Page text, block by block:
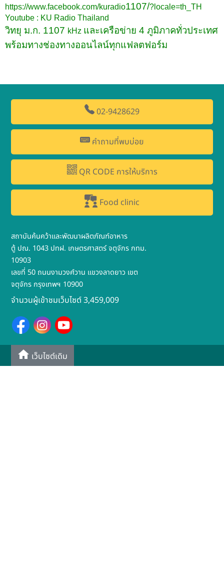
https://www.facebook.com/kuradio1107/?locale=th_TH
Youtube : KU Radio Thailand
วิทยุ ม.ก. 1107 kHz และเครือข่าย 4 ภูมิภาคทั่วประเทศ
พร้อมทางช่องทางออนไลน์ทุกแฟลตฟอร์ม
02-9428629
คำถามที่พบบ่อย
QR CODE การให้บริการ
Food clinic
สถาบันค้นคว้าและพัฒนาผลิตภัณฑ์อาหาร
ตู้ ปณ. 1043 ปทฝ. เกษตรศาสตร์ จตุจักร กทม.
10903
เลขที่ 50 ถนนงามวงศ์วาน แขวงลาดยาว เขต
จตุจักร กรุงเทพฯ 10900
จำนวนผู้เข้าชมเว็บไซต์ 3,459,009
เว็บไซต์เดิม